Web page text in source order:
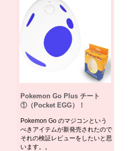
Pokemon Go Plus チート
①（Pocket EGG）！
Pokemon Go のマジコンという
べきアイテムが新発売されたので
それの検証レビューをしたいと思
います。。